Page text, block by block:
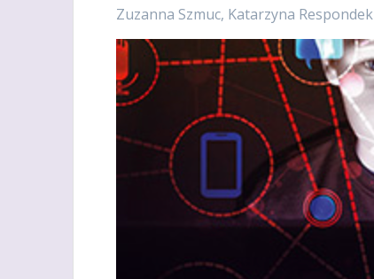
Zuzanna Szmuc, Katarzyna Respondek